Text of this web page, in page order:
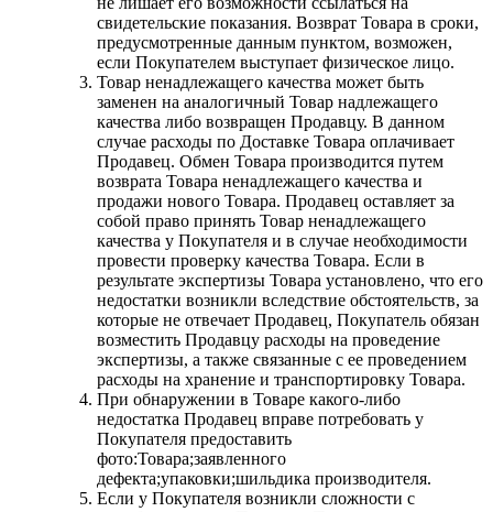
свидетельские показания. Возврат Товара в сроки,
предусмотренные данным пунктом, возможен,
если Покупателем выступает физическое лицо.
Товар ненадлежащего качества может быть
заменен на аналогичный Товар надлежащего
качества либо возвращен Продавцу. В данном
случае расходы по Доставке Товара оплачивает
Продавец. Обмен Товара производится путем
возврата Товара ненадлежащего качества и
продажи нового Товара. Продавец оставляет за
собой право принять Товар ненадлежащего
качества у Покупателя и в случае необходимости
провести проверку качества Товара. Если в
результате экспертизы Товара установлено, что его
недостатки возникли вследствие обстоятельств, за
которые не отвечает Продавец, Покупатель обязан
возместить Продавцу расходы на проведение
экспертизы, а также связанные с ее проведением
расходы на хранение и транспортировку Товара.
При обнаружении в Товаре какого-либо
недостатка Продавец вправе потребовать у
Покупателя предоставить
фото:Товара;заявленного
дефекта;упаковки;шильдика производителя.
Если у Покупателя возникли сложности с